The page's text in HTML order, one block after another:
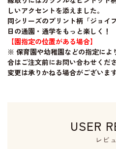
しいアクセントを添えました。
同シリーズのプリント柄「ジョイ
日の通園・通学をもっと楽しく！
【園指定の位置がある場合】
※ 保育園や幼稚園などの指定によ
合はご注文前にお問い合わせく
変更は承りかねる場合がございます
USER
レビ